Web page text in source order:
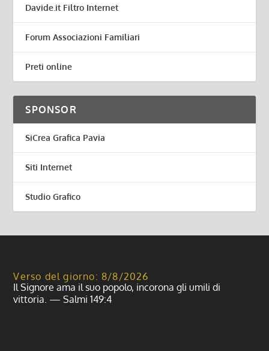
Davide.it Filtro Internet
Forum Associazioni Familiari
Preti online
SPONSOR
SiCrea Grafica Pavia
Siti Internet
Studio Grafico
Verso del giorno: 8/8/2026
Il Signore ama il suo popolo, incorona gli umili di
vittoria. — Salmi 149:4